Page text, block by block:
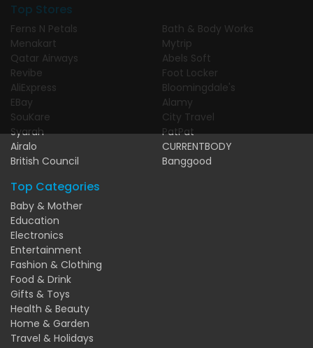
Top Stores
Ferns N Petals
Menakart
Qatar Airways
Revibe
AliExpress
EBay
SouKare
Syarah
Airalo
British Council
Bath & Body Works
Mytrip
Abels Soft
Foot Locker
Bloomingdale's
Alamy
City Travel
PatPat
CURRENTBODY
Banggood
Top Categories
Baby & Mother
Education
Electronics
Entertainment
Fashion & Clothing
Food & Drink
Gifts & Toys
Health & Beauty
Home & Garden
Travel & Holidays